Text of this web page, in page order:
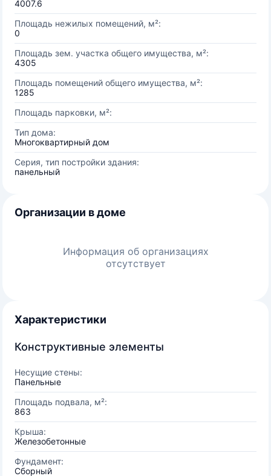
4007.6
Площадь нежилых помещений, м²:
0
Площадь зем. участка общего имущества, м²:
4305
Площадь помещений общего имущества, м²:
1285
Площадь парковки, м²:
Тип дома:
Многоквартирный дом
Серия, тип постройки здания:
панельный
Организации в доме
Информация об организациях
отсутствует
Характеристики
Конструктивные элементы
Несущие стены:
Панельные
Площадь подвала, м²:
863
Крыша:
Железобетонные
Фундамент:
Сборный